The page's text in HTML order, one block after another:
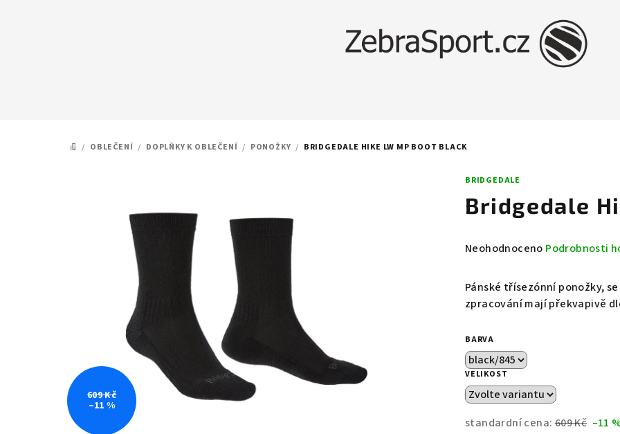
DOMŮ
/ OBLEČENÍ / DOPLŇKY K OBLEČENÍ / PONOŽKY / BRIDGEDALE HIKE LW MP BOOT BLACK
BRIDGEDALE
Bridgedale
Průměrné
produktu
je
0,0
5
hvězdiček.
Neohodnoceno Podrobnosti
Pánské třísezónní ponožky,
zpracování mají překvapivě
BARVA
VELIKOST
standardní cena: 609 Kč –11
609 Kč
–11 %